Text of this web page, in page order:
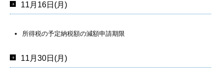
11月16日(月)
所得税の予定納税額の減額申請期限
11月30日(月)